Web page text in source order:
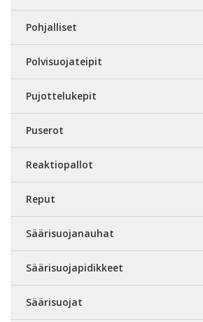
Pohjalliset
Polvisuojateipit
Pujottelukepit
Puserot
Reaktiopallot
Reput
Säärisuojanauhat
Säärisuojapidikkeet
Säärisuojat